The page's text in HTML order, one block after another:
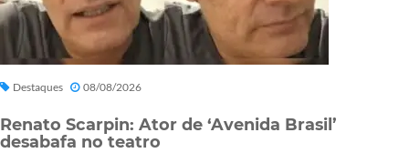
Destaques 08/08/2026
Renato Scarpin: Ator de ‘Avenida Brasil’
desabafa no teatro